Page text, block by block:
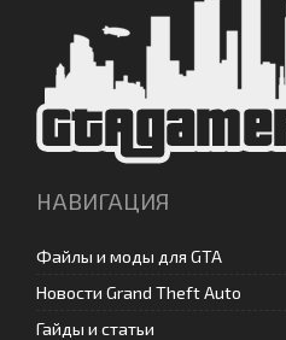
НАВИГАЦИЯ
Файлы и моды для GTA
Новости Grand Theft Auto
Гайды и статьи